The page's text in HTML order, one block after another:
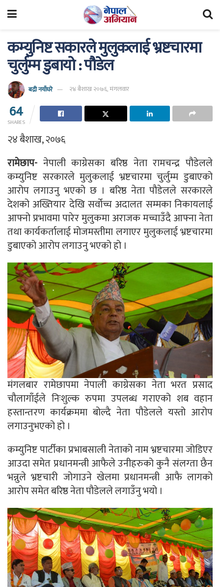
कम्युनिष्ट सकारले मुलुकलाई भ्रष्टचारमा
चुर्लुम्म डुबायो : पौडेल
बद्री नयाँघरे २४ बैशाख २०७६, मंगलवार
64
SHARES
२४ बैशाख, २०७६
रामेछाप- नेपाली काग्रेसका बरिष्ठ नेता रामचन्द्र पौडेलले
कम्युनिष्ट सरकारले मुलुकलाई भ्रष्टचारमा चुर्लुम्म डुबाएको
आरोप लगाउनु भएको छ । बरिष्ठ नेता पौडेलले सरकारले
देशको अख्तियार देखि सर्वोच्च अदालत सम्मका निकायलाई
आफ्नो प्रभावमा पारेर मुलुकमा अराजक मच्चाउँदै आफ्ना नेता
तथा कार्यकर्तालाई मोजमस्तीमा लगाएर मुलुकलाई भ्रष्टचारमा
डुबाएको आरोप लगाउनु भएको हो ।
मंगलबार रामेछापमा नेपाली काग्रेसका नेता भरत प्रसाद
चौलागाँईले निःशुल्क रुपमा उपलब्ध गराएको शब वहान
हस्तान्तरण कार्यक्रममा बोल्दै नेता पौडेलले यस्तो आरोप
लगाउनुभएको हो ।
कम्युनिष्ट पार्टीका प्रभाबसाली नेताको नाम भ्रष्टचारमा जोडिएर
आउदा समेत प्रधानमन्त्री आफैले उनीहरुको कुनै संलग्ता छैन
भन्नुले भ्रष्टचारी जोगाउने खेलमा प्रधानमन्त्री आफै लागको
आरोप समेत बरिष्ठ नेता पौडेलले लगाउँनु भयो ।